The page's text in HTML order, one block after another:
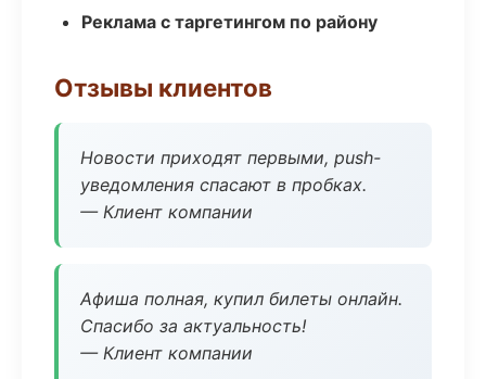
Реклама с таргетингом по району
Отзывы клиентов
Новости приходят первыми, push-
уведомления спасают в пробках.
— Клиент компании
Афиша полная, купил билеты онлайн.
Спасибо за актуальность!
— Клиент компании